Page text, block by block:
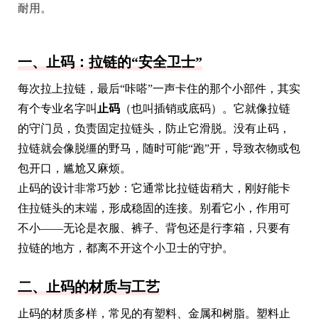
耐用。
一、止码：拉链的“安全卫士”
每次拉上拉链，最后“咔嗒”一声卡住的那个小部件，其实
有个专业名字叫 止码 （也叫插销或底码）。它就像拉链
的守门员，负责固定拉链头，防止它滑脱。没有止码，
拉链就会像脱缰的野马，随时可能“跑”开，导致衣物或包
包开口，尴尬又麻烦。
止码的设计非常巧妙：它通常比拉链齿稍大，刚好能卡
住拉链头的末端，形成稳固的连接。别看它小，作用可
不小——无论是衣服、裤子、背包还是行李箱，只要有
拉链的地方，都离不开这个小卫士的守护。
二、止码的材质与工艺
止码的材质多样，常见的有塑料、金属和树脂。塑料止